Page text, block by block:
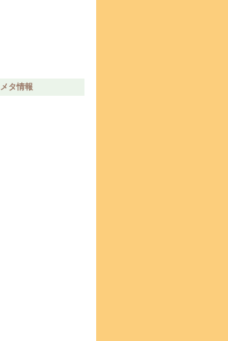
メタ情報